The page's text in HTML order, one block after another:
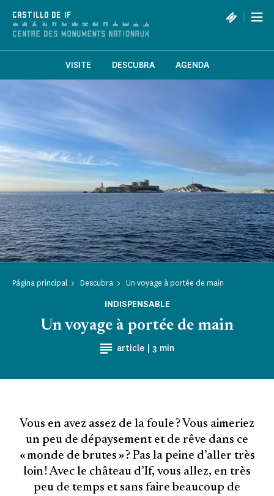
CASTILLO DE IF |
VISITE DESCUBRA AGENDA
Página principal Descubra Un voyage à portée de main
INDISPENSABLE
article | Tiempo de lectura
3 min
Un voyage à portée de main
Vous en avez assez de la foule ? Vous aimeriez
un peu de dépaysement et de rêve dans ce
« monde de brutes » ? Pas la peine d’aller très
loin ! Avec le château d’If, vous allez, en très
peu de temps et sans faire beaucoup de